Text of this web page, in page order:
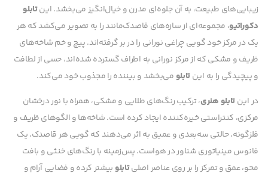
زیبایی‌های طبیعت، به آن جلوه‌ای مدرن و خیال‌انگیز می‌بخشد. اینتابلو
دکوراتیو، مجموعه‌ای از سازه‌های قاصدک‌مانند را به تصویر می‌کشد که هر
یک در مرکز خود گویی چراغی نورانی را در بر گرفته‌اند. پیچ و خم شاخه‌های
ظریف و مشکی که از مرکز نورانی به اطراف گسترده شده‌اند، حسی از لطافت
و پیچیدگی را به اینتابلومی‌بخشد و بیننده را مجذوب خود می‌کند.
در اینتابلو هنری، ترکیب رنگ‌های طلایی و مشکی، همراه با نور درخشان
مرکزی، کنتراستی خیره‌کننده ایجاد کرده است. شاخه‌ها و الگوهای ظریف و
فلزگونه، حالتی سه‌بعدی و عمیق به اثر می‌دهند که گویی هر قاصدک، یک
فانوس مینیاتوری شناور در هواست. پس‌زمینه با رنگ‌های خنثی و بافت
محو، عمق و تمرکز را بر روی عناصر اصلیتابلوبیشتر کرده و فضایی آرام و